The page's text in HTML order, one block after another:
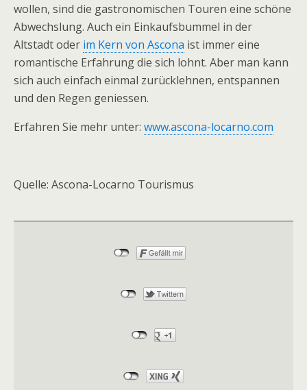
wollen, sind die gastronomischen Touren eine schöne
Abwechslung. Auch ein Einkaufsbummel in der
Altstadt oder im Kern von Ascona ist immer eine
romantische Erfahrung die sich lohnt. Aber man kann
sich auch einfach einmal zurücklehnen, entspannen
und den Regen geniessen.
Erfahren Sie mehr unter: www.ascona-locarno.com
Quelle: Ascona-Locarno Tourismus